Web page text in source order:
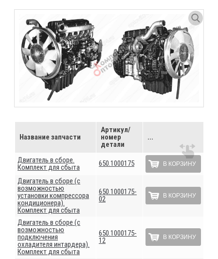
Название запчасти
Артикул/
номер
детали
...
Двигатель в сборе.
Комплект для сбыта
650.1000175 В КОРЗИНУ
Двигатель в сборе (с
возможностью
установки компрессора
кондиционера).
Комплект для сбыта
650.1000175-
02
В КОРЗИНУ
Двигатель в сборе (с
возможностью
подключения
охладителя интардера).
Комплект для сбыта
650.1000175-
12
В КОРЗИНУ